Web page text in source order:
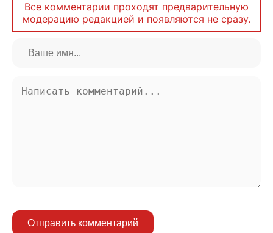
Все комментарии проходят предварительную
модерацию редакцией и появляются не сразу.
Отправить комментарий